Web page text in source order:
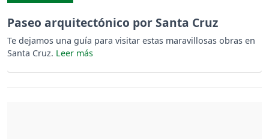
Paseo arquitectónico por Santa Cruz
Te dejamos una guía para visitar estas maravillosas obras en
Santa Cruz.